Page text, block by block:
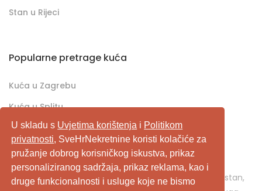
U skladu s Uvjetima korištenja i Politikom
privatnosti, SveHrNekretnine koristi kolačiće za
pružanje dobrog korisničkog iskustva, prikaz
personaliziranog sadržaja, prikaz reklama, kao i
druge funkcionalnosti i usluge koje ne bismo
Stan u Rijeci
Popularne pretrage kuća
Kuća u Zagrebu
Kuća u Splitu
Kuća u Rijeci
SveHrNekretnine.com predstavlja sveobuhvatan
pretraživač/oglašivač nekretnina. Ukoliko je u pitanju stan,